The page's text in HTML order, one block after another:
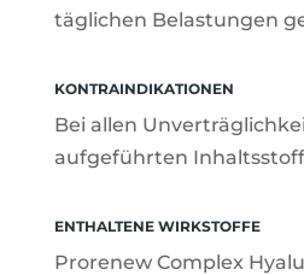
täglichen Belastungen
KONTRAINDIKATIONEN
Bei allen
aufgeführten
ENTHALTENE WIRKSTOFFE
Prorenew Complex